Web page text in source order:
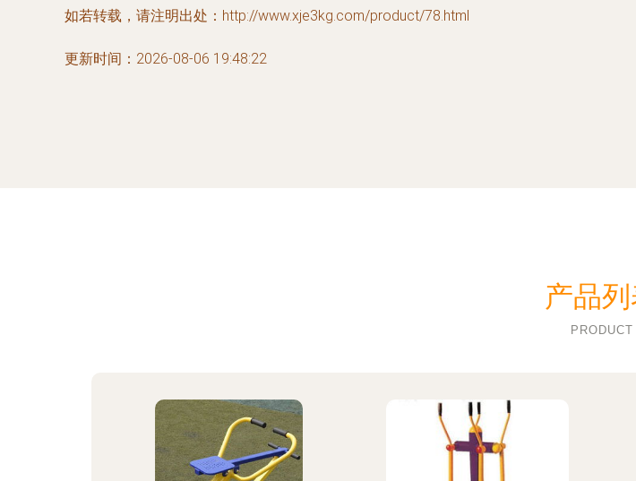
如若转载，请注明出处：http://www.xje3kg.com/product/78.html
更新时间：2026-08-06 19:48:22
产品
PRODUCT